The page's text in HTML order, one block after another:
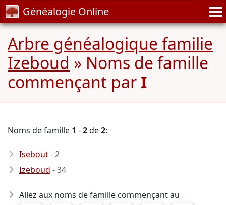
Généalogie Online
Arbre généalogique familie
Izeboud » Noms de famille
commençant par I
Noms de famille 1 -2de2:
Isebout- 2
Izeboud - 34
Allez aux noms de famille commençant au